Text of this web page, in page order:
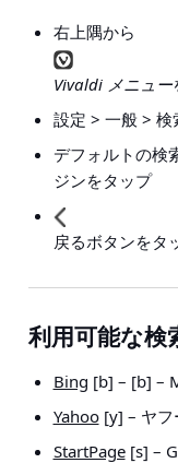
右上隅から
Vivaldi メニュー
設定 > 一般 > 検
デフォルトの検
ジンをタップ
戻るボタンをタ
利用可能な検
Bing [b] – [b] –
Yahoo[y] – ヤフ
StartPage[s] –